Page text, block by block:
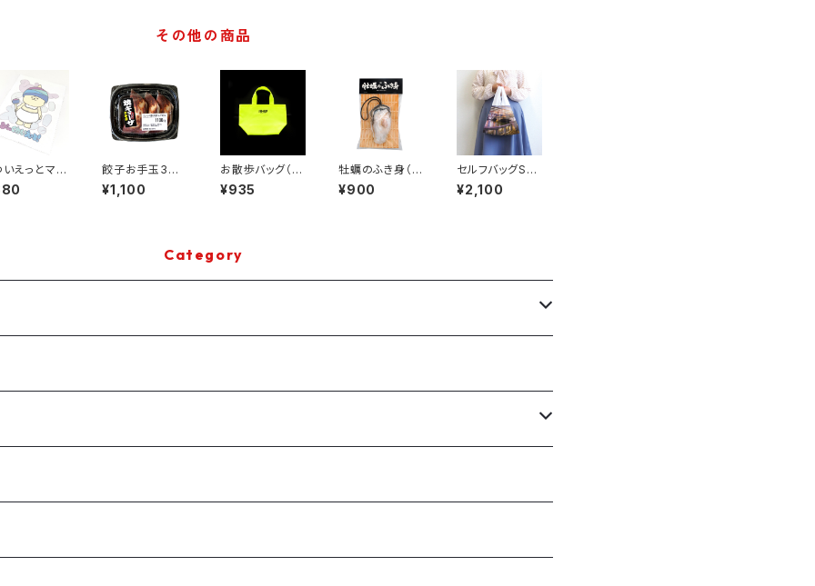
その他の商品
いえっとマル
リーナー
餃子お手玉3個
セット
¥1,100
お散歩バッグ（イ
エロー）
¥935
牡蠣のふき身（マ
ルチクリーナー）
¥900
セルフバッグS
【オリジナルデザ
イン】
¥2,100
Category